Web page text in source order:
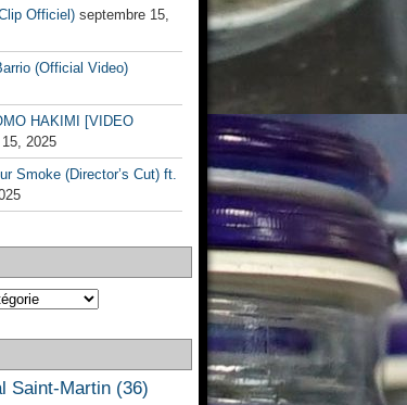
Officiel) septembre 15,
(Official Video)
HAKIMI [VIDEO
2025
Smoke (Director’s Cut) ft.
Saint-Martin (36)